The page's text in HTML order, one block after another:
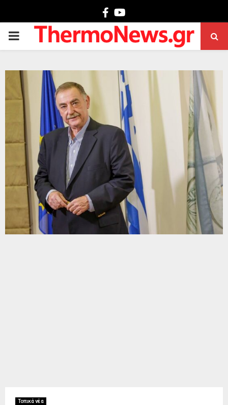
Facebook
PRIMARY
Τοπικά νέα